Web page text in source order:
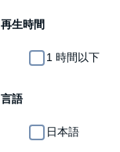
再生時間
1 時間以下
言語
日本語